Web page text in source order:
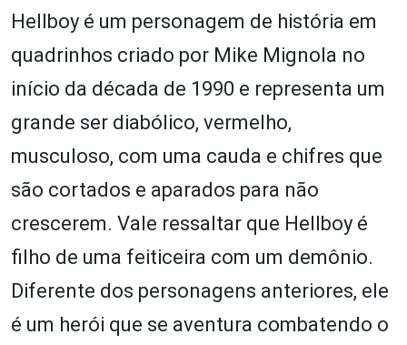
Hellboy é um personagem de história em
quadrinhos criado por Mike Mignola no
início da década de 1990 e representa um
grande ser diabólico, vermelho,
musculoso, com uma cauda e chifres que
são cortados e aparados para não
crescerem. Vale ressaltar que Hellboy é
filho de uma feiticeira com um demônio.
Diferente dos personagens anteriores, ele
é um herói que se aventura combatendo o